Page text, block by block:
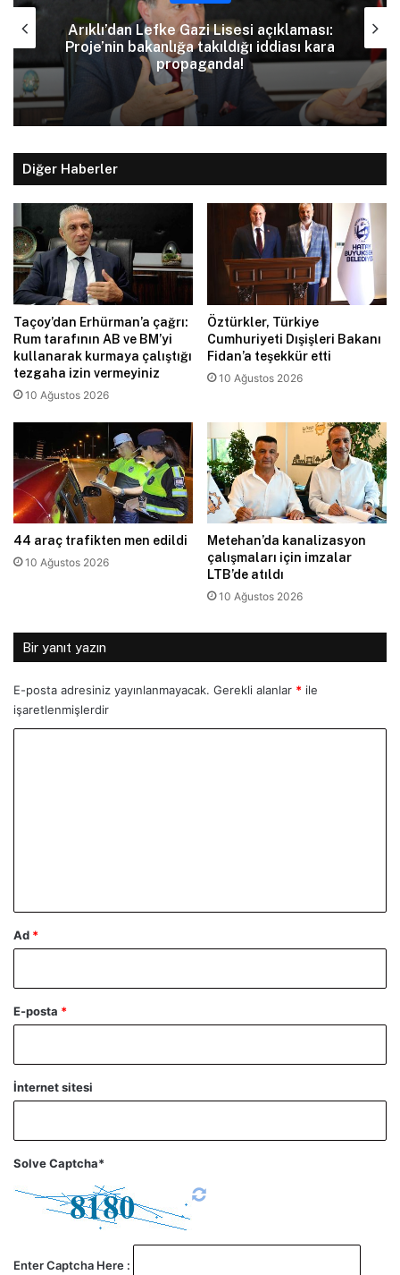
Arıklı’dan Lefke Gazi Lisesi açıklaması:
Proje’nin bakanlığa takıldığı iddiası kara
propaganda!
Diğer Haberler
Taçoy’dan Erhürman’a çağrı:
Rum tarafının AB ve BM’yi
kullanarak kurmaya çalıştığı
tezgaha izin vermeyiniz
10 Ağustos 2026
Öztürkler, Türkiye
Cumhuriyeti Dışişleri Bakanı
Fidan’a teşekkür etti
10 Ağustos 2026
44 araç trafikten men edildi
10 Ağustos 2026
Metehan’da kanalizasyon
çalışmaları için imzalar
LTB’de atıldı
10 Ağustos 2026
Bir yanıt yazın
E-posta adresiniz yayınlanmayacak. Gerekli alanlar * ile
işaretlenmişlerdir
Ad *
E-posta *
İnternet sitesi
Solve Captcha*
Enter Captcha Here :